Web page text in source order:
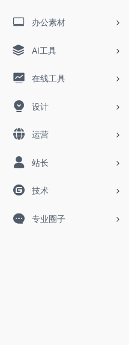
办公素材
AI工具
在线工具
设计
运营
站长
技术
专业圈子